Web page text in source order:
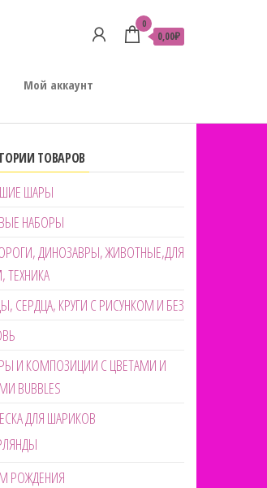
0
0,00₽
Мой аккаунт
ТОВАРОВ
ШАРЫ
НАБОРЫ
ДИНОЗАВРЫ, ЖИВОТНЫЕ,ДЛЯ
ТЕХНИКА
СЕРДЦА, КРУГИ С РИСУНКОМ И БЕЗ
И КОМПОЗИЦИИ С ЦВЕТАМИ И
BUBBLES
ДЛЯ ШАРИКОВ
РОЖДЕНИЯ